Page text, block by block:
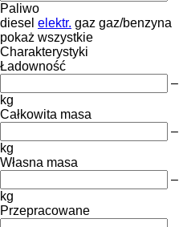
Paliwo
diesel elektr. gaz gaz/benzyna
pokaż wszystkie
Charakterystyki
Ładowność
–
kg
Całkowita masa
–
kg
Własna masa
–
kg
Przepracowane